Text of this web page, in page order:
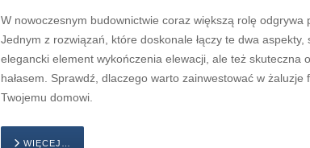
W nowoczesnym budownictwie coraz większą rolę odgrywa
Jednym z rozwiązań, które doskonale łączy te dwa aspekty,
elegancki element wykończenia elewacji, ale też skuteczna
hałasem. Sprawdź, dlaczego warto zainwestować w
Twojemu domowi.
WIĘCEJ…